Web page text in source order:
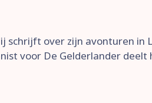
schrijft over zijn avonturen in
voor De Gelderlander